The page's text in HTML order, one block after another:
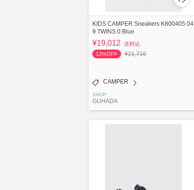
KIDS CAMPER Sneakers K800405 04
9 TWINS 0 Blue
¥19,012
送料込
12%OFF
¥21,716
CAMPER
SHOP
GUHADA